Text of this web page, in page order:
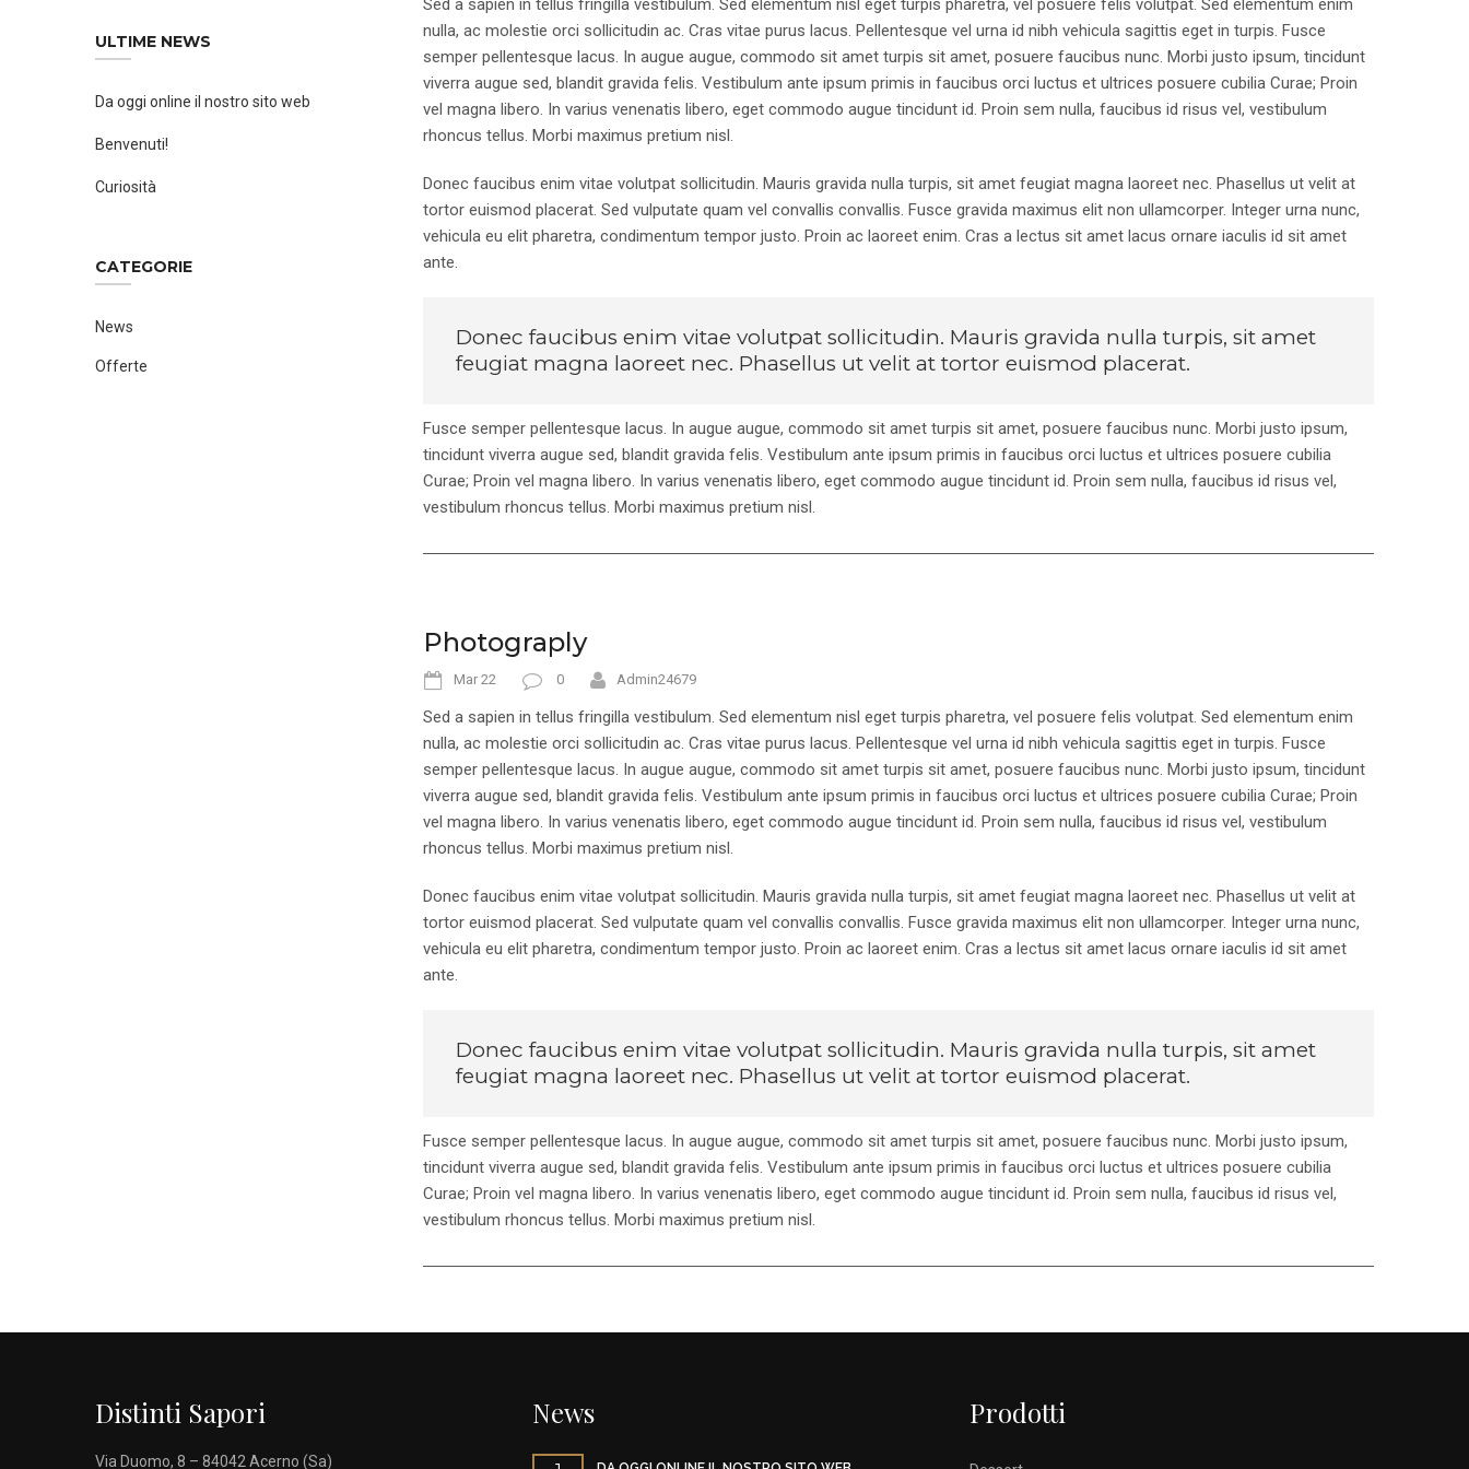
Sed a sapien in tellus fringilla vestibulum. Sed elementum nisl eget turpis pharetra, vel posuere felis volutpat. Sed elementum enim
nulla, ac molestie orci sollicitudin ac. Cras vitae purus lacus. Pellentesque vel urna id nibh vehicula sagittis eget in turpis. Fusce
semper pellentesque lacus. In augue augue, commodo sit amet turpis sit amet, posuere faucibus nunc. Morbi justo ipsum, tincidunt
viverra augue sed, blandit gravida felis. Vestibulum ante ipsum primis in faucibus orci luctus et ultrices posuere cubilia Curae; Proin
vel magna libero. In varius venenatis libero, eget commodo augue tincidunt id. Proin sem nulla, faucibus id risus vel, vestibulum
rhoncus tellus. Morbi maximus pretium nisl.
Donec faucibus enim vitae volutpat sollicitudin. Mauris gravida nulla turpis, sit amet feugiat magna laoreet nec. Phasellus ut velit at
tortor euismod placerat. Sed vulputate quam vel convallis convallis. Fusce gravida maximus elit non ullamcorper. Integer urna nunc,
vehicula eu elit pharetra, condimentum tempor justo. Proin ac laoreet enim. Cras a lectus sit amet lacus ornare iaculis id sit amet
ante.
Donec faucibus enim vitae volutpat sollicitudin. Mauris gravida nulla turpis, sit amet
feugiat magna laoreet nec. Phasellus ut velit at tortor euismod placerat.
Fusce semper pellentesque lacus. In augue augue, commodo sit amet turpis sit amet, posuere faucibus nunc. Morbi justo ipsum,
tincidunt viverra augue sed, blandit gravida felis. Vestibulum ante ipsum primis in faucibus orci luctus et ultrices posuere cubilia
Curae; Proin vel magna libero. In varius venenatis libero, eget commodo augue tincidunt id. Proin sem nulla, faucibus id risus vel,
vestibulum rhoncus tellus. Morbi maximus pretium nisl.
Photograply
Mar 22 0 Admin24679
Sed a sapien in tellus fringilla vestibulum. Sed elementum nisl eget turpis pharetra, vel posuere felis volutpat. Sed elementum enim
nulla, ac molestie orci sollicitudin ac. Cras vitae purus lacus. Pellentesque vel urna id nibh vehicula sagittis eget in turpis. Fusce
semper pellentesque lacus. In augue augue, commodo sit amet turpis sit amet, posuere faucibus nunc. Morbi justo ipsum, tincidunt
viverra augue sed, blandit gravida felis. Vestibulum ante ipsum primis in faucibus orci luctus et ultrices posuere cubilia Curae; Proin
vel magna libero. In varius venenatis libero, eget commodo augue tincidunt id. Proin sem nulla, faucibus id risus vel, vestibulum
rhoncus tellus. Morbi maximus pretium nisl.
Donec faucibus enim vitae volutpat sollicitudin. Mauris gravida nulla turpis, sit amet feugiat magna laoreet nec. Phasellus ut velit at
tortor euismod placerat. Sed vulputate quam vel convallis convallis. Fusce gravida maximus elit non ullamcorper. Integer urna nunc,
vehicula eu elit pharetra, condimentum tempor justo. Proin ac laoreet enim. Cras a lectus sit amet lacus ornare iaculis id sit amet
ante.
Donec faucibus enim vitae volutpat sollicitudin. Mauris gravida nulla turpis, sit amet
feugiat magna laoreet nec. Phasellus ut velit at tortor euismod placerat.
Fusce semper pellentesque lacus. In augue augue, commodo sit amet turpis sit amet, posuere faucibus nunc. Morbi justo ipsum,
tincidunt viverra augue sed, blandit gravida felis. Vestibulum ante ipsum primis in faucibus orci luctus et ultrices posuere cubilia
Curae; Proin vel magna libero. In varius venenatis libero, eget commodo augue tincidunt id. Proin sem nulla, faucibus id risus vel,
vestibulum rhoncus tellus. Morbi maximus pretium nisl.
ULTIME NEWS
Da oggi online il nostro sito web
Benvenuti!
Curiosità
CATEGORIE
News
Offerte
Distinti Sapori
Via Duomo, 8 – 84042 Acerno (Sa)
News Prodotti